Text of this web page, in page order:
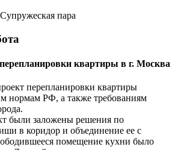
Супружеская пара
квартиры в г. Москва
перепланировки квартиры
нормам РФ, а также требованиям
были заложены решения по
в коридор и объединение ее с
помещение кухни было